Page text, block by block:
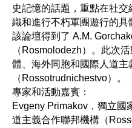
史記憶的話題，重點在社
織和進行不朽軍團遊行的具
該論壇得到了 A.M.
（Rosmolodezh）。此次
體、海外同胞和國際人道主
（Rossotrudnichestvo）。
專家和活動嘉賓：
Evgeny Primakov，獨立國
道主義合作聯邦機構（